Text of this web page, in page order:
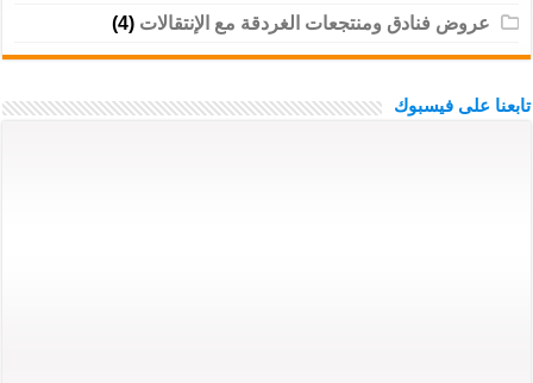
عروض فنادق ومنتجعات الغردقة مع الإنتقالات (4)
تابعنا على فيسبوك